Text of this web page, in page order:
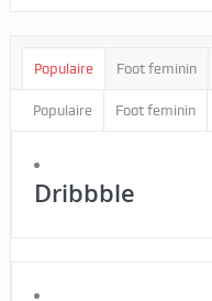
Populaire Foot feminin
Populaire Foot feminin
Dribbble